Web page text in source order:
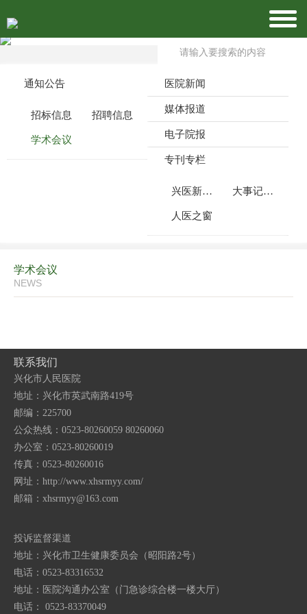
通知公告
招标信息 招聘信息
学术会议
医院新闻
媒体报道
电子院报
专刊专栏
兴医新闻周刊 大事记月报
人医之窗
学术会议
NEWS
联系我们
兴化市人民医院
地址：兴化市英武南路419号
邮编：225700
公众热线：0523-80260059 80260060
办公室：0523-80260019
传真：0523-80260016
网址：http://www.xhsrmyy.com/
邮箱： xhsrmyy@163.com
投诉监督渠道
地址：兴化市卫生健康委员会（昭阳路2号）
电话：0523-83316532
地址：医院沟通办公室（门急诊综合楼一楼大厅）
电话： 0523-83370049